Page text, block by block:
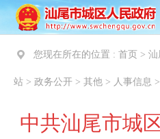
您现在所在的位置 : 首页 > 汕
站 > 政务公开 > 其他 > 人事信息 >
中共汕尾市城